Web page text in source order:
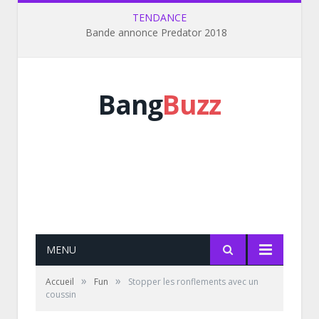
TENDANCE
Bande annonce Predator 2018
BangBuzz
MENU
Accueil » Fun »
Stopper les ronflements avec un
coussin